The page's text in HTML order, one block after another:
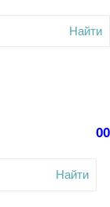
Найти
00
Найти